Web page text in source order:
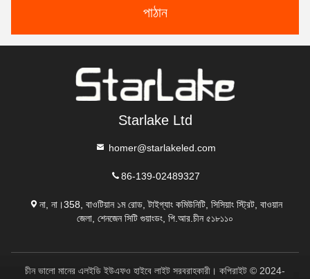
পাঠান
Starlake Ltd
homer@starlakeled.com
86-139-02489327
না, না।358, বাওটিয়ান ১ম রোড, টাইগ্যাং কমিউনিটি, সিসিয়াং স্ট্রিট, বাওয়ান
জেলা, শেনজেন সিটি গুয়াংডং, পি.আর.চীন ৫১৮১১০
চীন ভালো মানের এলইডি ইউএফও হাইবে লাইট সরবরাহকারী। কপিরাইট © 2024-